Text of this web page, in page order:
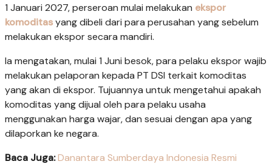
1 Januari 2027, perseroan mulai melakukan ekspor
komoditasyang dibeli dari para perusahan yang sebelum
melakukan ekspor secara mandiri.
Ia mengatakan, mulai 1 Juni besok, para pelaku ekspor wajib
melakukan pelaporan kepada PT DSI terkait komoditas
yang akan di ekspor. Tujuannya untuk mengetahui apakah
komoditas yang dijual oleh para pelaku usaha
menggunakan harga wajar, dan sesuai dengan apa yang
dilaporkan ke negara.
Baca Juga:Danantara Sumberdaya Indonesia Resmi